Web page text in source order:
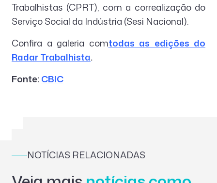
Trabalhistas (CPRT), com a correalização do
Serviço Social da Indústria (Sesi Nacional).
Confira a galeria comtodas as edições do
Radar Trabalhista.
Fonte:CBIC
NOTÍCIAS RELACIONADAS